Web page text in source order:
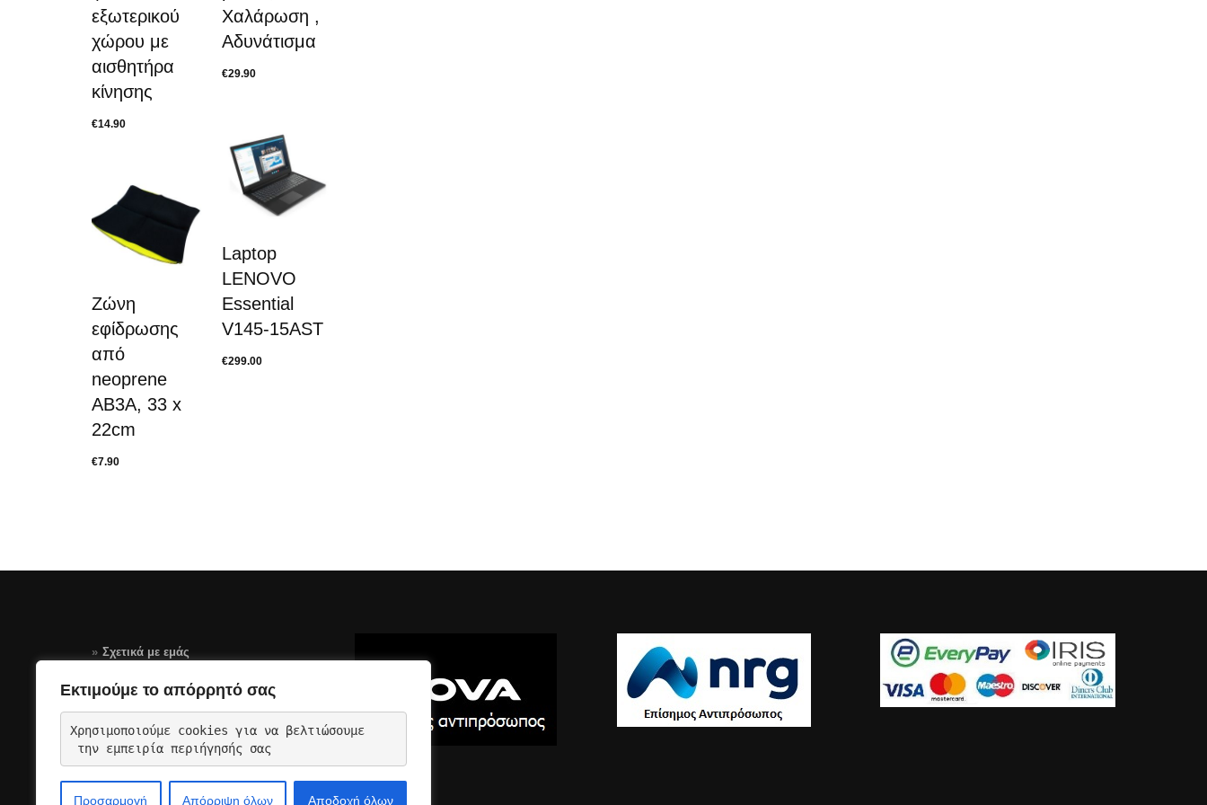
Εκτιμούμε το απόρρητό σας
Χρησιμοποιούμε cookies για να βελτιώσουμε
την εμπειρία περιήγησής σας
Προσαρμογή Απόρριψη όλων Αποδοχή όλων
εξωτερικού
χώρου με
αισθητήρα
κίνησης
€14.90
Ζώνη
εφίδρωσης
από
neoprene
AB3A, 33 x
22cm
€7.90
Χαλάρωση ,
Αδυνάτισμα
€29.90
Laptop
LENOVO
Essential
V145-15AST
€299.00
Σχετικά με εμάς
Τρόποι Πληρωμής
Όροι Χρήσης Σελίδας-GDPR
Επικοινωνια